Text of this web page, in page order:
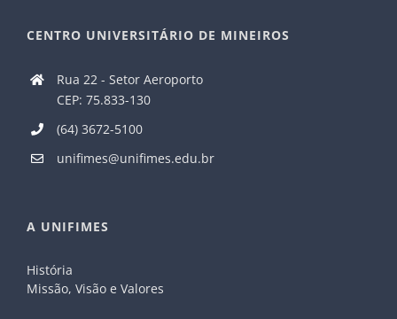
CENTRO UNIVERSITÁRIO DE MINEIROS
Rua 22 - Setor Aeroporto
CEP: 75.833-130
(64) 3672-5100
unifimes@unifimes.edu.br
A UNIFIMES
História
Missão, Visão e Valores